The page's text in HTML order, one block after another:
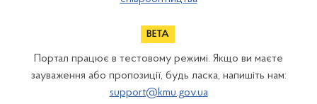
Портал працює в тестовому режимі. Якщо ви маєте
зауваження або пропозиції, будь ласка, напишіть нам:
support@kmu.gov.ua